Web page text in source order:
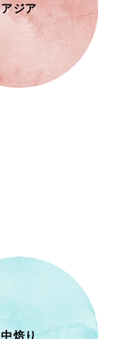
アジア
中焙り